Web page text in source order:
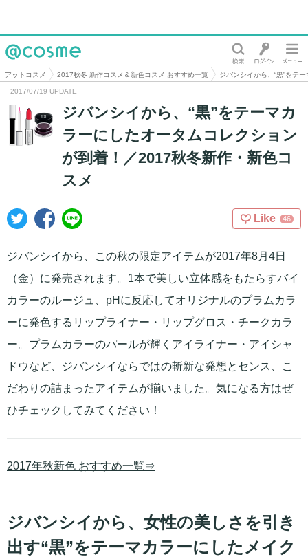
@cosme
アットコスメ 2017秋冬 新作コスメ＆新色コスメ おすすめ一覧 ジバンシイから、“黒”をテ
2017/07/19 UPDATE
ジバンシイから、“黒”をテーマカ
ラーにしたオータムコレクション
が到着！／2017秋冬新作・新色コ
スメ
Like 46
ジバンシイから、この秋の限定アイテムが2017年8月4日
（金）に発売されます。1本で美しい立体感をもたらすバイ
カラーのルージュ、pHに反応してオリジナルのプラムカラ
ーに発色する リップライナー ・ リップグロス ・ チーク カラ
ー。プラムカラーのパールが輝く アイライナー ・ アイシャ
ドウなど、ジバンシイならではの斬新な発想とセンス、こ
だわりの詰まったアイテムが揃いました。気になる方はぜ
ひチェックしてみてください！
2017年秋新色 おすすめ一覧⇒
ジバンシイから、女性の美しさを引き
出す“黒”をテーマカラーにしたメイク